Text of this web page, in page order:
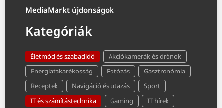
MediaMarkt újdonságok
Kategóriák
Életmód és szabadidő
Akciókamerák és drónok
Energiatakarékosság
Fotózás
Gasztronómia
Receptek
Navigáció és utazás
Sport
IT és számítástechnika
Gaming
IT hírek